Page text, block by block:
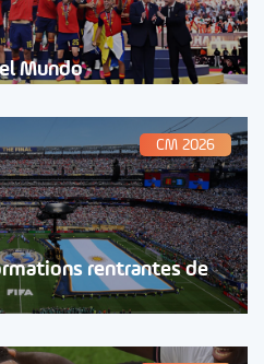
Mundo
CM 2026
rentrantes de